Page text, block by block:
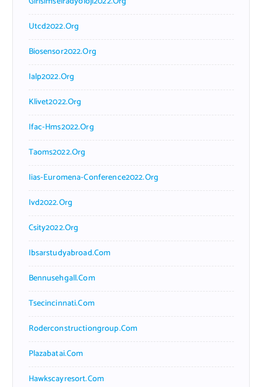
Utcd2022.org
Biosensor2022.org
Ialp2022.org
Klivet2022.org
Ifac-Hms2022.org
Taoms2022.org
Iias-Euromena-Conference2022.org
Ivd2022.org
Csity2022.org
Ibsarstudyabroad.com
Bennusehgall.com
Tsecincinnati.com
Roderconstructiongroup.com
Plazabatai.com
Hawkscayresort.com